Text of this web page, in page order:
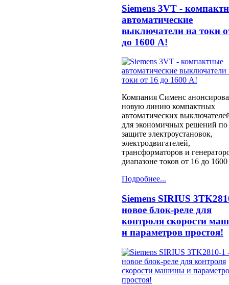
Siemens 3VT -
автоматические
выключатели на токи
до 1600 А!
Компания Сименс
новую линию компактных
автоматических
для экономичных решений по
защите электроустановок,
электродвигателей,
трансформаторов и
диапазоне токов от 16 до
Подробнее...
Siemens SIRIUS
новое блок-реле для
контроля скорости
и параметров простоя!